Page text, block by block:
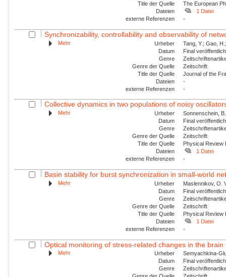
Title der Quelle
The European
Dateien
1 Datei
externe Referenzen
-
Synchronizability, controllability and observability of
Mehr Urheber
Tang, Y.; Gao,
Datum
Final
Genre
Genre der Quelle
Zeitschrift
Title der Quelle
Journal of the
Dateien
-
externe Referenzen
-
Collective dynamics in two populations of noisy
Mehr Urheber
Sonnenschein,
Datum
Final
Genre
Genre der Quelle
Zeitschrift
Title der Quelle
Physical Review
Dateien
1 Datei
externe Referenzen
-
Basin stability for burst synchronization in small-world
Mehr Urheber
Maslennikov, O.
Datum
Final
Genre
Genre der Quelle
Zeitschrift
Title der Quelle
Physical Review
Dateien
1 Datei
externe Referenzen
-
Optical monitoring of stress-related changes in the
Mehr Urheber
Semyachkina-
Datum
Final
Genre